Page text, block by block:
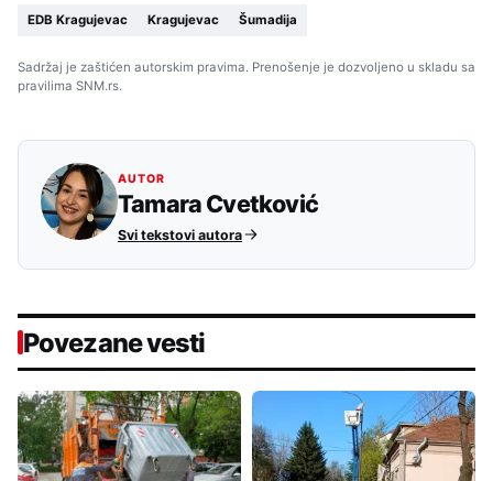
EDB Kragujevac Kragujevac Šumadija
Sadržaj je zaštićen autorskim pravima. Prenošenje je dozvoljeno u skladu sa
pravilima SNM.rs.
AUTOR
Tamara Cvetković
Svi tekstovi autora
Povezane vesti